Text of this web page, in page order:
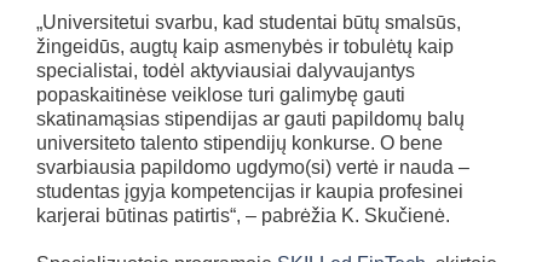
„Universitetui svarbu, kad studentai būtų smalsūs,
žingeidūs, augtų kaip asmenybės ir tobulėtų kaip
specialistai, todėl aktyviausiai dalyvaujantys
popaskaitinėse veiklose turi galimybę gauti
skatinamąsias stipendijas ar gauti papildomų balų
universiteto talento stipendijų konkurse. O bene
svarbiausia papildomo ugdymo(si) vertė ir nauda –
studentas įgyja kompetencijas ir kaupia profesinei
karjerai būtinas patirtis“, – pabrėžia K. Skučienė.